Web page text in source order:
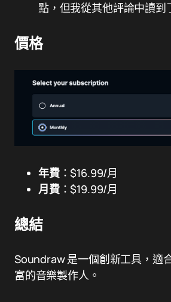
點，但我從其他評論中讀到
價格
年費：$16.99/月
月費：$19.99/月
總結
Soundraw 是一個創新工具，適
富的音樂製作人。